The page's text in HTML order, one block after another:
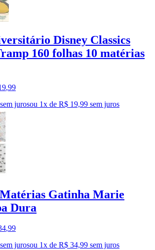
Disney Classics
160 folhas 10 matérias
,99
jurosou 1x de R$ 19,99 sem juros
Gatinha Marie
Dura
,99
jurosou 1x de R$ 34,99 sem juros